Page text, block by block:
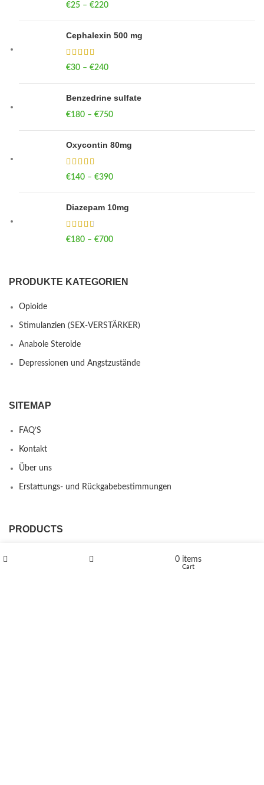
€25 – €220
Cephalexin 500 mg
€30 – €240
Benzedrine sulfate
€180 – €750
Oxycontin 80mg
€140 – €390
Diazepam 10mg
€180 – €700
PRODUKTE KATEGORIEN
Opioide
Stimulanzien (SEX-VERSTÄRKER)
Anabole Steroide
Depressionen und Angstzustände
SITEMAP
FAQ’S
Kontakt
Über uns
Erstattungs- und Rückgabebestimmungen
PRODUCTS
0 items
Cart